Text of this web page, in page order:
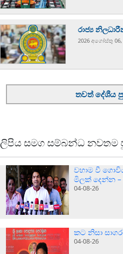
රාජ්‍ය
2026 අගෝස්‍තු 06,
තවත් දේශීය
ලිපිය සමග සම්බන්ධ නවතම
වහාම වී
මිලක් දෙන්න –
04-08-26
කට නිසා
04-08-26